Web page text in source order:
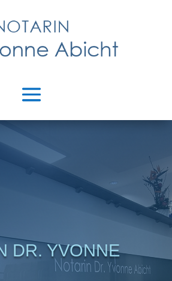
DR. YVONNE